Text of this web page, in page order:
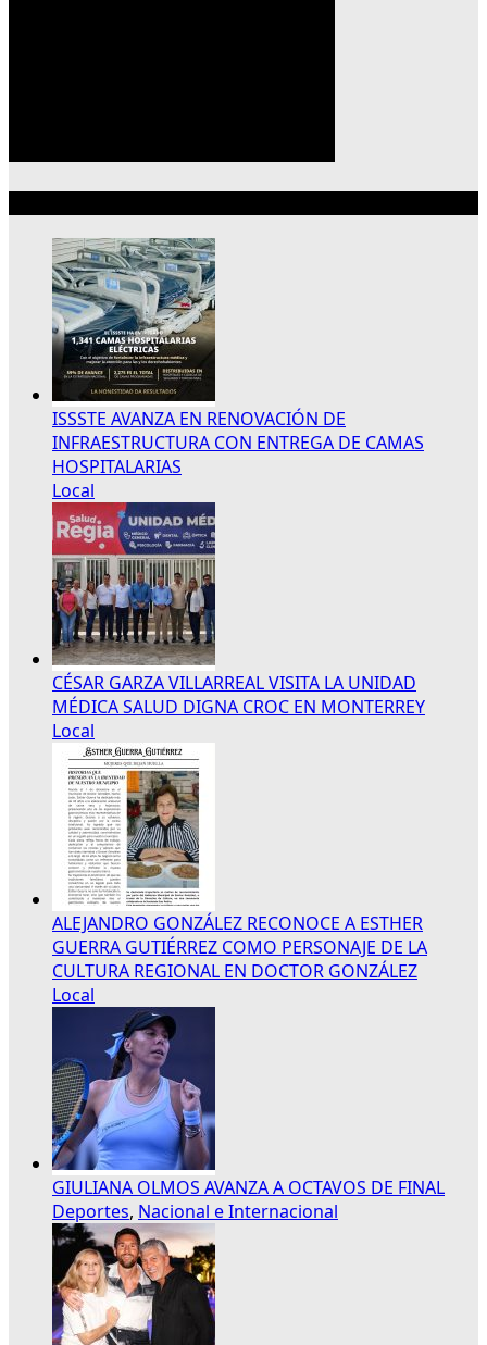
ISSSTE AVANZA EN RENOVACIÓN DE
INFRAESTRUCTURA CON ENTREGA DE CAMAS
HOSPITALARIAS
Local
CÉSAR GARZA VILLARREAL VISITA LA UNIDAD
MÉDICA SALUD DIGNA CROC EN MONTERREY
Local
ALEJANDRO GONZÁLEZ RECONOCE A ESTHER
GUERRA GUTIÉRREZ COMO PERSONAJE DE LA
CULTURA REGIONAL EN DOCTOR GONZÁLEZ
Local
GIULIANA OLMOS AVANZA A OCTAVOS DE FINAL
Deportes, Nacional e Internacional